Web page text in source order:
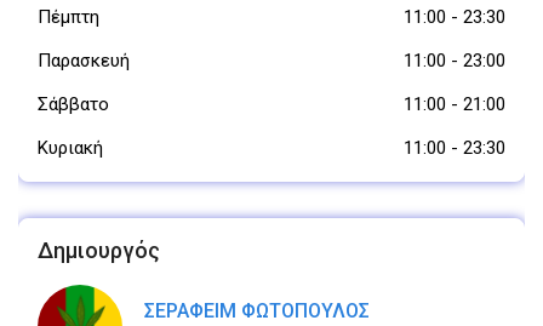
Πέμπτη 11:00 - 23:30
Παρασκευή
11:00 - 23:00
Σάββατο
11:00 - 21:00
Κυριακή
11:00 - 23:30
Δημιουργός
ΣΕΡΑΦΕΙΜ ΦΩΤΟΠΟΥΛΟΣ